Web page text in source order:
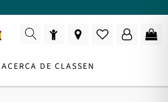
ES
ACERCA DE CLASSEN